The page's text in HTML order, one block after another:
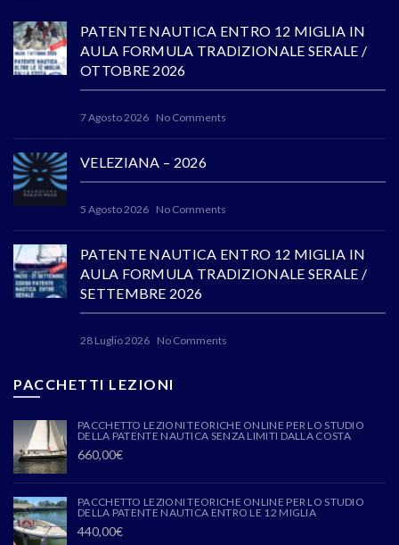
PATENTE NAUTICA ENTRO 12 MIGLIA IN
AULA FORMULA TRADIZIONALE SERALE /
OTTOBRE 2026
7 Agosto 2026 No Comments
VELEZIANA – 2026
5 Agosto 2026 No Comments
PATENTE NAUTICA ENTRO 12 MIGLIA IN
AULA FORMULA TRADIZIONALE SERALE /
SETTEMBRE 2026
28 Luglio 2026 No Comments
PACCHETTI LEZIONI
PACCHETTO LEZIONI TEORICHE ONLINE PER LO STUDIO
DELLA PATENTE NAUTICA SENZA LIMITI DALLA COSTA
660,00€
PACCHETTO LEZIONI TEORICHE ONLINE PER LO STUDIO
DELLA PATENTE NAUTICA ENTRO LE 12 MIGLIA
440,00€